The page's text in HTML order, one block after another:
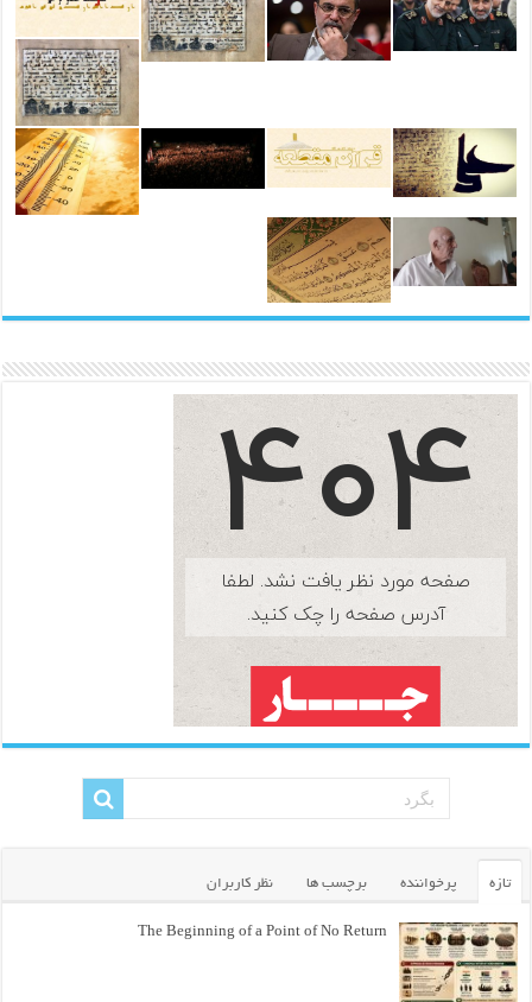
تازه پرخواننده برچسب ها نظر کاربران
The Beginning of a Point of No Return